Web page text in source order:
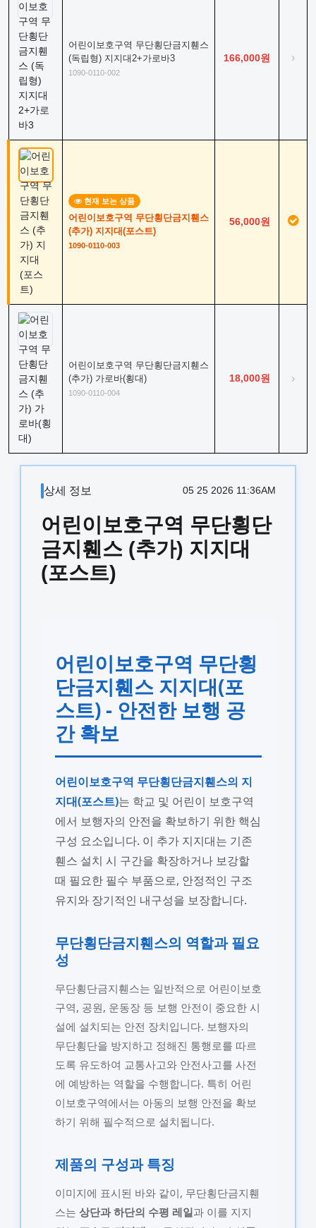
어린이보호구역 무단횡단금지휀스
(독립형) 지지대2+가로바3
1090-0110-002
166,000원 ›
현재 보는 상품
어린이보호구역 무단횡단금지휀스
(추가) 지지대(포스트)
1090-0110-003
56,000원
어린이보호구역 무단횡단금지휀스
(추가) 가로바(횡대)
1090-0110-004
18,000원 ›
상세 정보 05 25 2026 11:36AM
어린이보호구역 무단횡단
금지휀스 (추가) 지지대
(포스트)
어린이보호구역 무단횡
단금지휀스 지지대(포
스트) - 안전한 보행 공
간 확보
어린이보호구역 무단횡단금지휀스의 지
지대(포스트)는 학교 및 어린이 보호구역
에서 보행자의 안전을 확보하기 위한 핵심
구성 요소입니다. 이 추가 지지대는 기존
휀스 설치 시 구간을 확장하거나 보강할
때 필요한 필수 부품으로, 안정적인 구조
유지와 장기적인 내구성을 보장합니다.
무단횡단금지휀스의 역할과 필요
성
무단횡단금지휀스는 일반적으로 어린이보호
구역, 공원, 운동장 등 보행 안전이 중요한 시
설에 설치되는 안전 장치입니다. 보행자의
무단횡단을 방지하고 정해진 통행로를 따르
도록 유도하여 교통사고와 안전사고를 사전
에 예방하는 역할을 수행합니다. 특히 어린
이보호구역에서는 아동의 보행 안전을 확보
하기 위해 필수적으로 설치됩니다.
제품의 구성과 특징
이미지에 표시된 바와 같이, 무단횡단금지휀
스는 상단과 하단의 수평 레일과 이를 지지